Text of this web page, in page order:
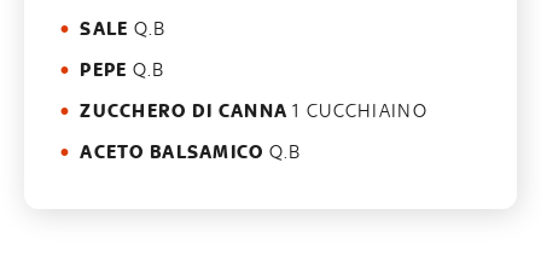
SALE Q.B
PEPE Q.B
ZUCCHERO DI CANNA 1 CUCCHIAINO
ACETO BALSAMICO Q.B